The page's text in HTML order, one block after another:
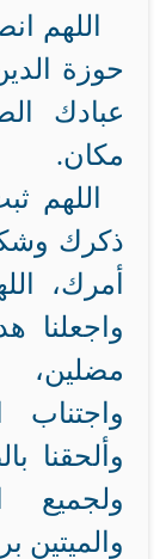
اللهم
حوزة
عبادك
مكان.
اللهم
ذكرك
أمرك،
واجعلنا
مضلين،
واجتناب
وألحقنا
ولجميع
والميتين